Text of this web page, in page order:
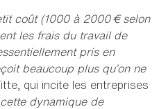
coût (1000 à 2000 € selon
les frais du travail de
pris en
beaucoup plus qu’on ne
qui incite les entreprises
cette dynamique de